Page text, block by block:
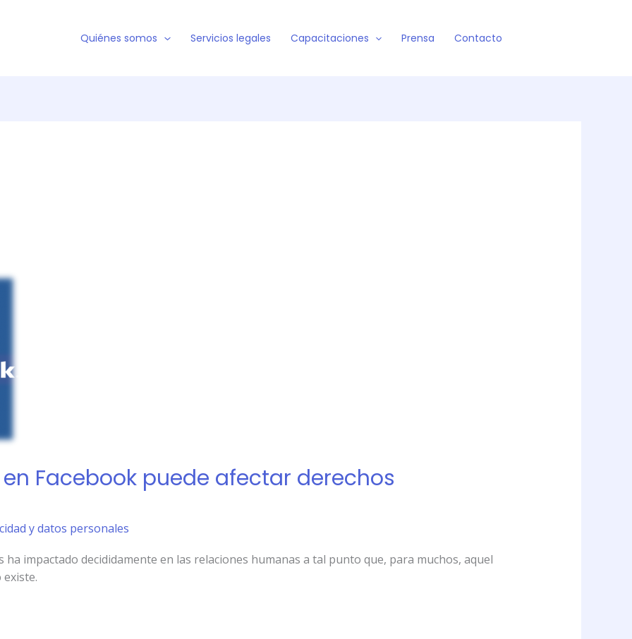
Quiénes somos Servicios legales Capacitaciones Prensa Contacto
Facebook puede afectar derechos
y datos personales
ha impactado decididamente en las relaciones humanas a tal punto que, para muchos, aquel